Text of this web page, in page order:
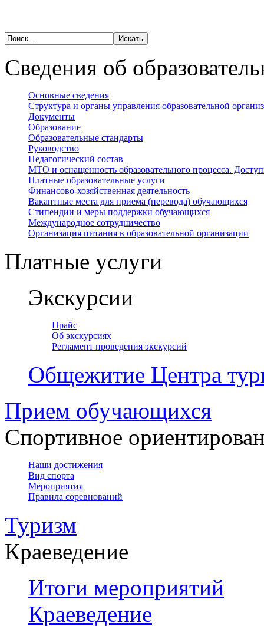
Сведения об
Основные сведения
Структура и органы управления образовательной
Документы
Образование
Образовательные стандарты
Руководство
Педагогический состав
МТО и оснащенность образовательного процесса.
Платные образовательные услуги
Финансово-хозяйственная деятельность
Вакантные места для приема (перевода) обучающихся
Стипендии и меры поддержки обучающихся
Международное сотрудничество
Организация питания в образовательной организации
Платные услуги
Экскурсии
Прайс
Об экскурсиях
Регламент проведения экскурсий
Общежитие Центра
Прием обучающихся
Спортивное
Наши достижения
Вид спорта
Мероприятия
Правила соревнований
Туризм
Краеведение
Итоги мероприятий
Краеведение